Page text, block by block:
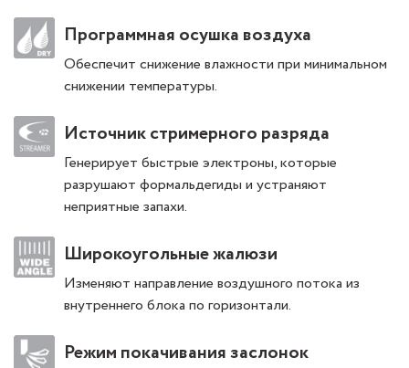
Программная осушка воздуха
Обеспечит снижение влажности при минимальном
снижении температуры.
Источник стримерного разряда
Генерирует быстрые электроны, которые
разрушают формальдегиды и устраняют
неприятные запахи.
Широкоугольные жалюзи
Изменяют направление воздушного потока из
внутреннего блока по горизонтали.
Режим покачивания заслонок